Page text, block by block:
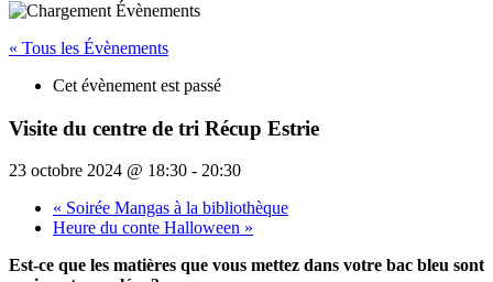
« Tous les Évènements
Cet évènement est passé
Visite du centre de tri Récup Estrie
23 octobre 2024 @ 18:30 - 20:30
« Soirée Mangas à la bibliothèque
Heure du conte Halloween »
Est-ce que les matières que vous mettez dans votre bac bleu sont